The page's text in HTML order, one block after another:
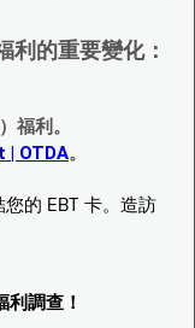
利的重要變化：
福利。
| OTDA。
的 EBT 卡。造訪
調查！